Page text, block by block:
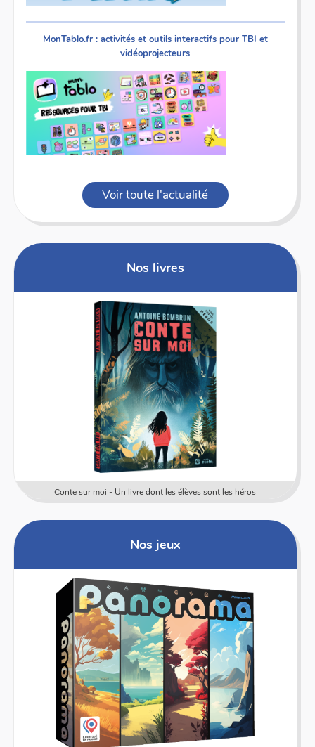
MonTablo.fr : activités et outils interactifs pour TBI et
vidéoprojecteurs
Voir toute l'actualité
Nos livres
Conte sur moi - Un livre dont les élèves sont les héros
Nos jeux